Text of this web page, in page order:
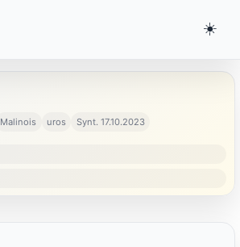
☀️
Malinois uros Synt. 17.10.2023